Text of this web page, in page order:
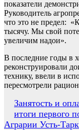
показатели
Руководитель
что это не предел:
тысячу. Мы свой
увеличим надои».
В последние годы в
реконструировали
технику, ввели в
пересмотрели
Навигация
по
Занятость и
итоги первого
Аграрии Усть-